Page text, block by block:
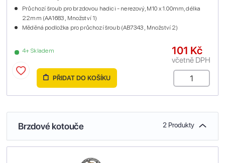
4+ Skladem
Průchozí šroub pro brzdovou hadici - nerezový, M10 x 1.00mm, délka
22mm (AA1683 , Množství 1)
Měděná podložka pro průchozí šroub (AB7343 , Množství 2)
101 Kč
včetně DPH
PŘIDAT DO KOŠÍKU
Brzdové kotouče 2 Produkty